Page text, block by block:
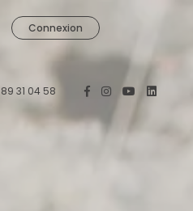
Connexion
89 31 04 58